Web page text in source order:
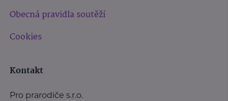
Obecná pravidla soutěží
Cookies
Kontakt
Pro prarodiče s.r.o.